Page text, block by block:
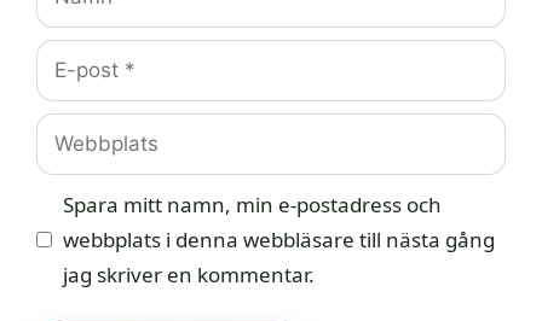
E-
post
Webbplats
Spara mitt namn, min e-postadress och
webbplats i denna webbläsare till nästa gång
jag skriver en kommentar.